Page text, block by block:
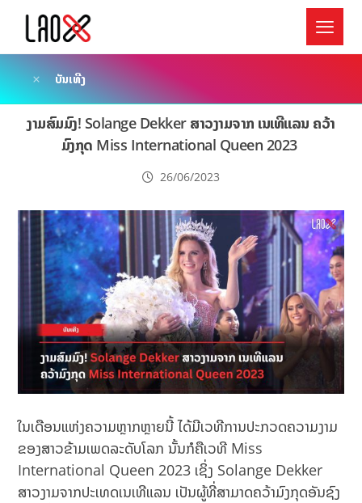
ບັນເທີງ
ງາມສົມມົງ! Solange Dekker ສາວງາມຈາກ ເນເທີແລນ ຄວ້າ
ມົງກຸດ Miss International Queen 2023
26/06/2023
ໃນເດືອນແຫ່ງຄວາມຫຼາກຫຼາຍນີ້ ໄດ້ມີເວທີການປະກວດຄວາມງາມ
ຂອງສາວຂ້າມເພດລະດັບໂລກ ນັ້ນກໍຄືເວທີ Miss
International Queen 2023 ເຊິ່ງ Solange Dekker
ສາວງາມຈາກປະເທດເນເທີແລນ ເປັນຜູ້ທີ່ສາມາດຄວ້າມົງກຸດອັນຊົງ